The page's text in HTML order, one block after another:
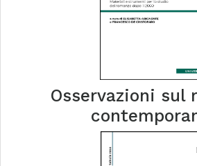
Osservazioni sul